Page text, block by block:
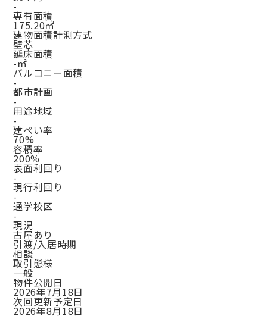
-
専有面積
175.20㎡
建物面積計測方式
壁芯
延床面積
-㎡
バルコニー面積
-
都市計画
-
用途地域
-
建ぺい率
70%
容積率
200%
表面利回り
-
現行利回り
-
通学校区
-
現況
古屋あり
引渡/入居時期
相談
取引態様
一般
物件公開日
2026年7月18日
次回更新予定日
2026年8月18日